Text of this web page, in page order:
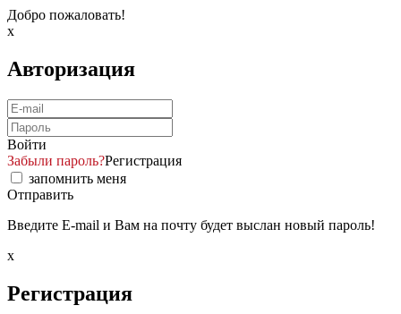
Добро пожаловать!
x
Авторизация
Войти
Забыли пароль?Регистрация
запомнить меня
Отправить
Введите E-mail и Вам на почту будет выслан новый пароль!
x
Регистрация